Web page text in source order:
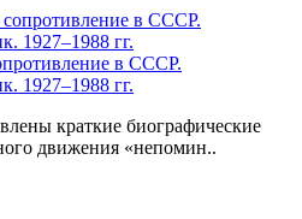
в СССР.
1927–1988 гг.
краткие биографические
движения «непомин..